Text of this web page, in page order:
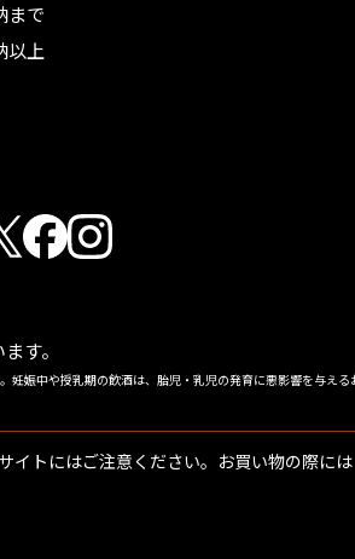
まで
以上
す。
妊娠中や授乳期の飲酒は、胎児・乳児の発育に悪影響を与える
トにはご注意ください。お買い物の際には